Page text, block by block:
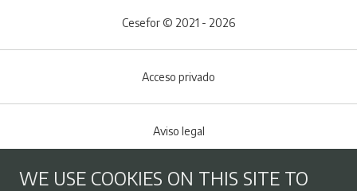
Cesefor © 2021 - 2026
Acceso privado
Aviso legal
Cookies policy
WE USE COOKIES ON THIS SITE TO